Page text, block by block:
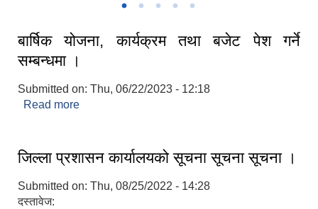
बार्षिक योजना, कार्यक्रम तथा बजेट पेश गर्ने
सम्बन्धमा ।
Submitted on: Thu, 06/22/2023 - 12:18
Read more
जिल्ला प्रशासन कार्यालयको सूचना सूचना सूचना ।
Submitted on: Thu, 08/25/2022 - 14:28
दस्तावेज: